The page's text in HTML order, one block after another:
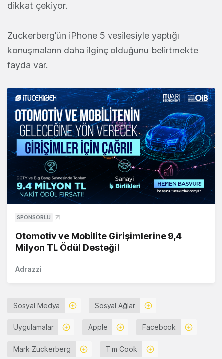
dikkat çekiyor.
Zuckerberg'ün iPhone 5 vesilesiyle yaptığı
konuşmaların daha ilginç olduğunu belirtmekte
fayda var.
SPONSORLU
Otomotiv ve Mobilite Girişimlerine 9,4
Milyon TL Ödül Desteği!
Adrazzi
Sosyal Medya Sosyal Ağlar
Uygulamalar Apple Facebook
Mark Zuckerberg Tim Cook